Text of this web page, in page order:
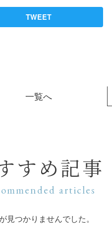
TWEET
一覧へ
すめ記事
articles
見つかりませんでした。